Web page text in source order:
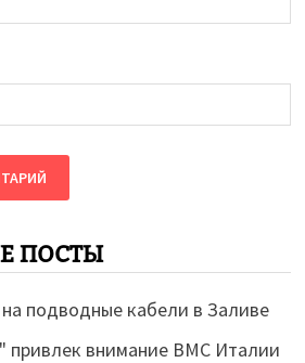
ПОСТЫ
подводные кабели в Заливе
привлек внимание ВМС Италии